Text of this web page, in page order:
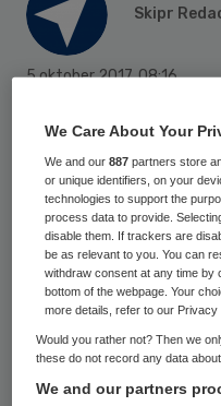
Skipr
5 oktober 2017,08:16
HWW Zorg praat
over de overname
personeel. Dat
Martin van Rijn
Omroep West.
Bij de Haagse
lager
We Care About Your
We and our887 partners store
or unique identifiers, on your
technologies to support the
process data to provide.
disable them. If trackers are
be as relevant to you. You can
withdraw consent at any time by
bottom of the webpage. Your
more details, refer to our Privacy
Would you rather not? Then we
these do not record any data
We and our partners